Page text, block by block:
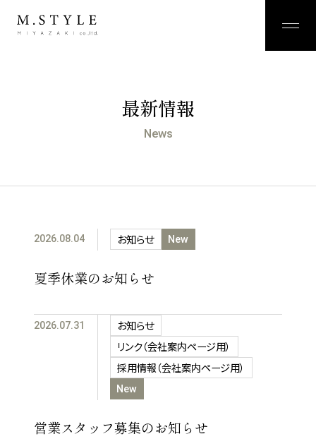
最新情報
News
2026.08.04 お知らせ New
夏季休業のお知らせ
2026.07.31
お知らせ
リンク（会社案内ページ用）
採用情報（会社案内ページ用）
New
営業スタッフ募集のお知らせ